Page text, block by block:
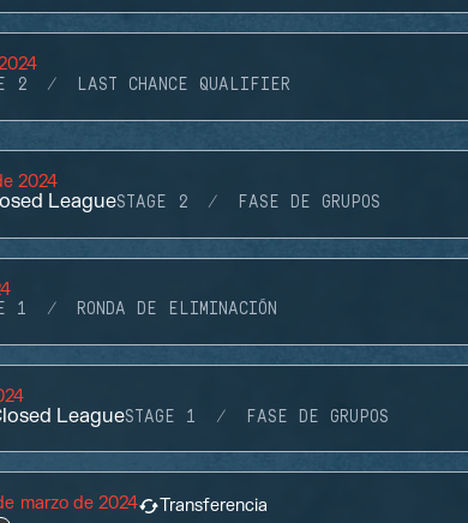
2 LAST CHANCE QUALIFIER
2024
LeagueSTAGE 2 FASE DE GRUPOS
1 RONDA DE ELIMINACIÓN
LeagueSTAGE 1 FASE DE GRUPOS
marzo de 2024 Transferencia